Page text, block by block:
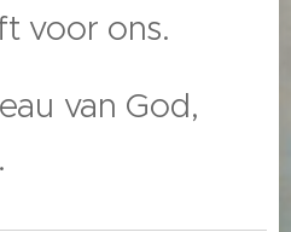
voor ons.
van God,